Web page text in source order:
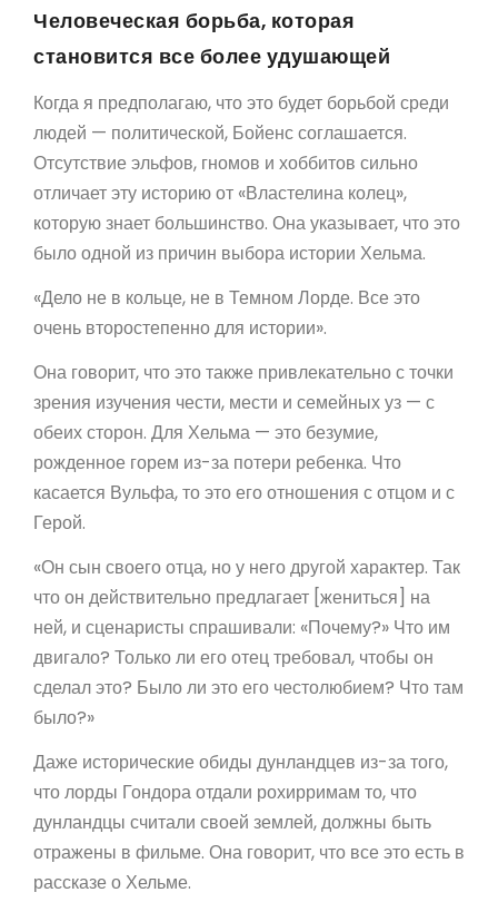
Человеческая борьба, которая
становится все более удушающей
Когда я предполагаю, что это будет борьбой среди
людей — политической, Бойенс соглашается.
Отсутствие эльфов, гномов и хоббитов сильно
отличает эту историю от «Властелина колец»,
которую знает большинство. Она указывает, что это
было одной из причин выбора истории Хельма.
«Дело не в кольце, не в Темном Лорде. Все это
очень второстепенно для истории».
Она говорит, что это также привлекательно с точки
зрения изучения чести, мести и семейных уз — с
обеих сторон. Для Хельма — это безумие,
рожденное горем из-за потери ребенка. Что
касается Вульфа, то это его отношения с отцом и с
Герой.
«Он сын своего отца, но у него другой характер. Так
что он действительно предлагает [жениться] на
ней, и сценаристы спрашивали: «Почему?» Что им
двигало? Только ли его отец требовал, чтобы он
сделал это? Было ли это его честолюбием? Что там
было?»
Даже исторические обиды дунландцев из-за того,
что лорды Гондора отдали рохирримам то, что
дунландцы считали своей землей, должны быть
отражены в фильме. Она говорит, что все это есть в
рассказе о Хельме.